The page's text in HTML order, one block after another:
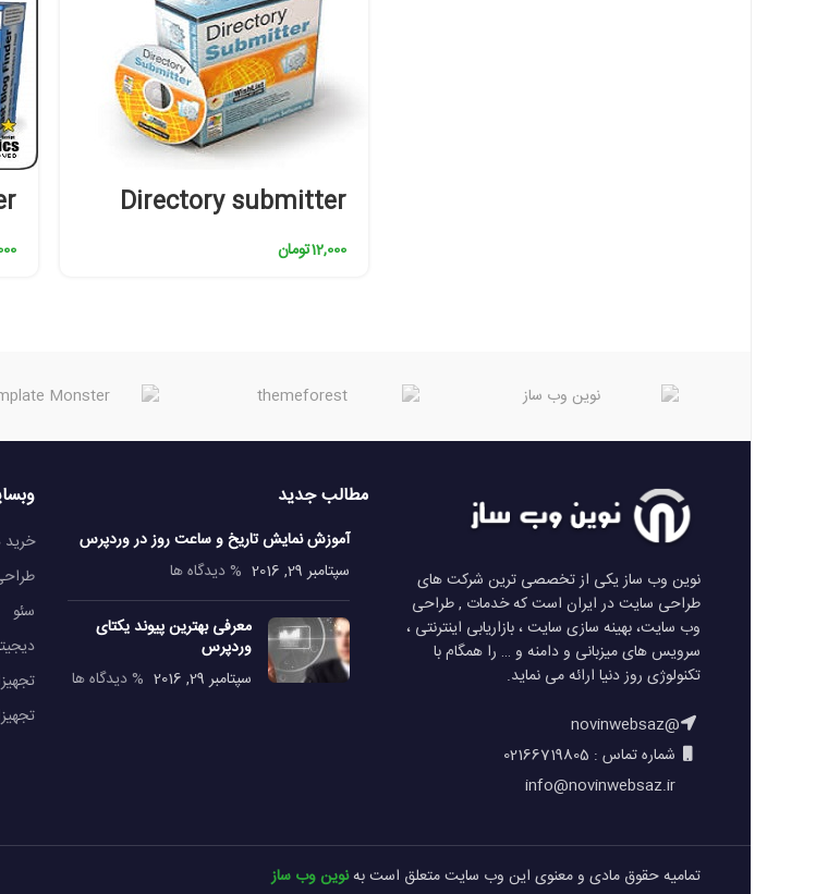
Directory submitter
12,000تومان
نوین وب ساز یکی از تخصصی ترین شرکت های
طراحی سایت در ایران است که خدمات , طراحی
وب سایت، بهینه سازی سایت ، بازاریابی اینترنتی ،
سرویس های میزبانی و دامنه و … را همگام با
تکنولوژی روز دنیا ارائه می نماید.
@novinwebsaz
شماره تماس : 02166719805
مطالب جدید
آموزش نمایش تاریخ و ساعت روز در وردپرس
سپتامبر 29, 2016
% دیدگاه ها
معرفی بهترین پیوند یکتای
وردپرس
سپتامبر 29, 2016
% دیدگاه ها
سئو
تمامیه حقوق مادی و معنوی این وب سایت متعلق است بهنوین وب ساز